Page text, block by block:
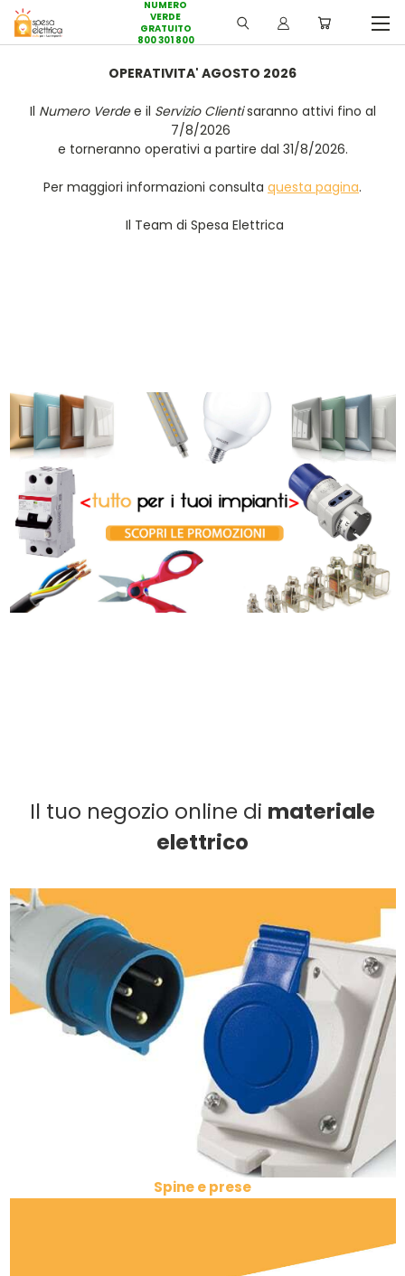
NUMERO
VERDE
GRATUITO
800 301 800
OPERATIVITA' AGOSTO 2026
Il Numero Verdee il Servizio Clientisaranno attivi fino al
7/8/2026
e torneranno operativi a partire dal 31/8/2026.
Per maggiori informazioni consulta questa pagina.
Il Team di Spesa Elettrica
Il tuo negozio online di materiale
elettrico
Spine e prese